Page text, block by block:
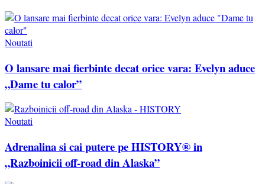
Noutati
O lansare mai fierbinte decat orice vara: Evelyn aduce
„Dame tu calor”
Noutati
Adrenalina si cai putere pe HISTORY® in
„Razboinicii off-road din Alaska”